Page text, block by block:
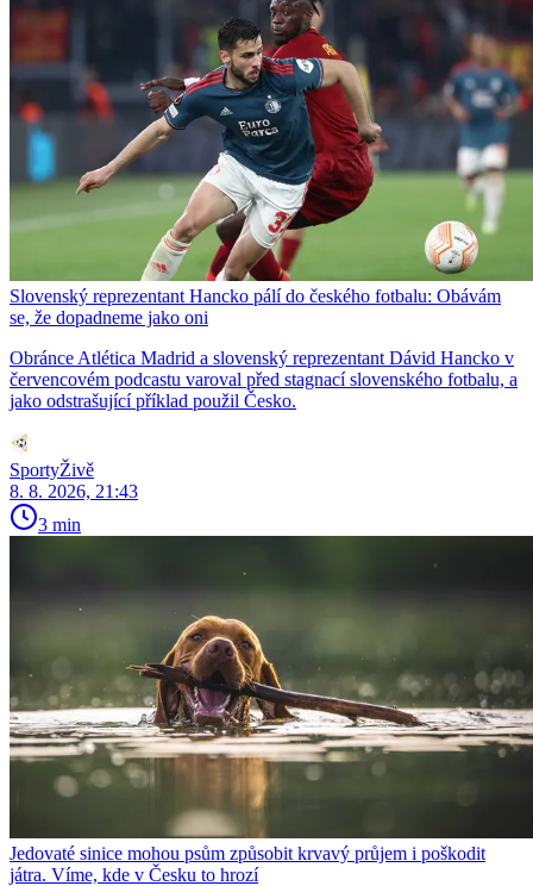
Slovenský reprezentant Hancko pálí do českého fotbalu: Obávám
se, že dopadneme jako oni
Obránce Atlética Madrid a slovenský reprezentant Dávid Hancko v
červencovém podcastu varoval před stagnací slovenského fotbalu, a
jako odstrašující příklad použil Česko.
SportyŽivě
8. 8. 2026, 21:43
3 min
Jedovaté sinice mohou psům způsobit krvavý průjem i poškodit
játra. Víme, kde v Česku to hrozí